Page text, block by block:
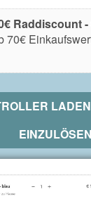
Raddiscount
70€
LADEN